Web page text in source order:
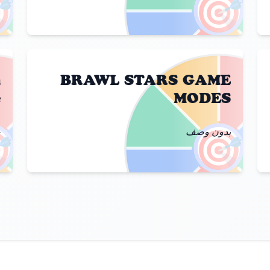
🎯
🎯
BRAWL STARS GAME
MODES
بدون وصف